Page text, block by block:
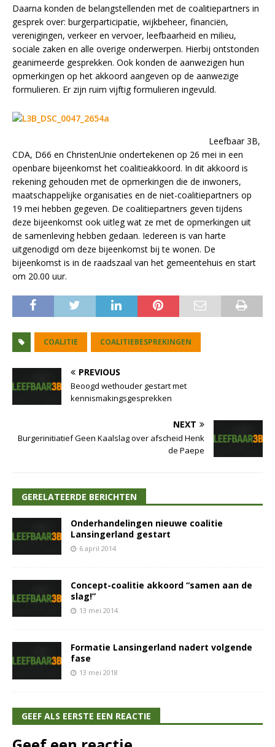
Daarna konden de belangstellenden met de coalitiepartners in
gesprek over: burgerparticipatie, wijkbeheer, financiën,
verenigingen, verkeer en vervoer, leefbaarheid en milieu,
sociale zaken en alle overige onderwerpen. Hierbij ontstonden
geanimeerde gesprekken. Ook konden de aanwezigen hun
opmerkingen op het akkoord aangeven op de aanwezige
formulieren. Er zijn ruim vijftig formulieren ingevuld.
Leefbaar 3B,
CDA, D66 en ChristenUnie ondertekenen op 26 mei in een
openbare bijeenkomst het coalitieakkoord. In dit akkoord is
rekening gehouden met de opmerkingen die de inwoners,
maatschappelijke organisaties en de niet-coalitiepartners op
19 mei hebben gegeven. De coalitiepartners geven tijdens
deze bijeenkomst ook uitleg wat ze met de opmerkingen uit
de samenleving hebben gedaan. Iedereen is van harte
uitgenodigd om deze bijeenkomst bij te wonen. De
bijeenkomst is in de raadszaal van het gemeentehuis en start
om 20.00 uur.
COALITIE COALITIEBESPREKINGEN
PREVIOUS
Beoogd wethouder gestart met
kennismakingsgesprekken
NEXT
Burgerinitiatief Geen Kaalslag over afscheid Henk
de Paepe
GERELATEERDE BERICHTEN
Onderhandelingen nieuwe coalitie
Lansingerland gestart
6 april 2014
Concept-coalitie akkoord “samen aan de
slag!”
13 mei 2014
Formatie Lansingerland nadert volgende
fase
13 mei 2018
GEEF ALS EERSTE EEN REACTIE